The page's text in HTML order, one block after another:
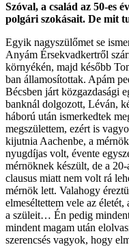
Szóval, a család az 50-es
polgári szokásait. De mit
Egyik nagyszülőmet se
Anyám Érsekvadkertről
környékén, majd később
ban államosítottak. Apám
Bécsben járt közgazdasági
banknál dolgozott, Léván,
háború után ismerkedtek
megszülettem, ezért is
kijutnia Aachenbe, a
nyugdíjas volt, évente
mérnöknek készült, de a
clausus miatt nem volt rá
mérnök lett. Valahogy
elmeséltettem vele az
a szüleit… Én pedig
mindent magam után
szerencsés vagyok, hogy